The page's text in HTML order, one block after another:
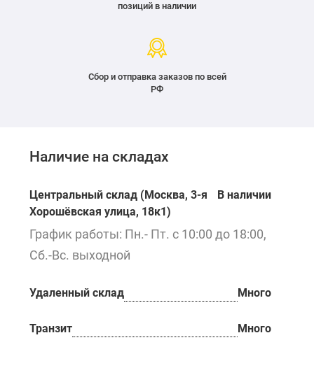
позиций в наличии
Сбор и отправка заказов по всей
РФ
Наличие на складах
Центральный склад (Москва, 3-я
Хорошёвская улица, 18к1)
В наличии
График работы: Пн.- Пт. с 10:00 до 18:00,
Сб.-Вс. выходной
Удаленный склад Много
Транзит Много